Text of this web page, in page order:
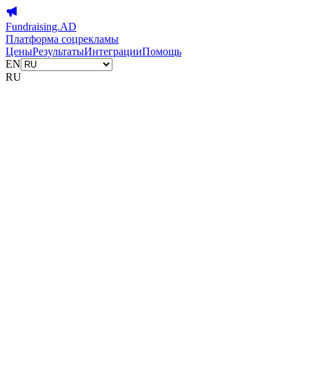
Fundraising.AD
Платформа соцрекламы
ЦеныРезультатыИнтеграцииПомощь
EN
RU